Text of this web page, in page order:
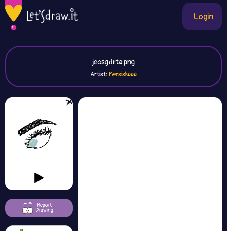
Login
jeosgdrta.png
Artist:Persiskäää
Report
Drawing